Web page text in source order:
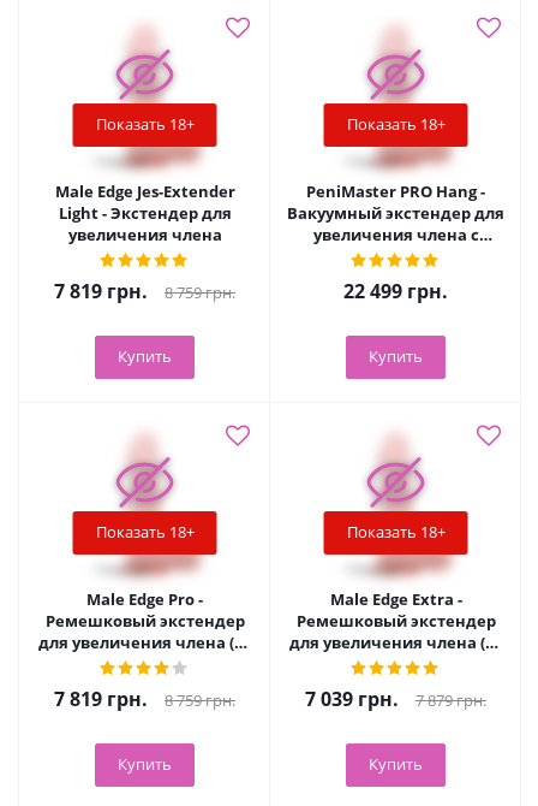
Показать 18+
Male Edge Jes-Extender
Light - Экстендер для
увеличения члена
7 819 грн. 8 759грн.
Купить
Показать 18+
PeniMaster PRO Hang -
Вакуумный экстендер для
увеличения члена с
подвешиваемыми
22 499 грн.
Купить
Показать 18+
Male Edge Pro -
Ремешковый экстендер
для увеличения члена (65
г)
7 819 грн. 8 759грн.
Купить
Показать 18+
Male Edge Extra -
Ремешковый экстендер
для увеличения члена (65
г)
7 039 грн. 7 879грн.
Купить